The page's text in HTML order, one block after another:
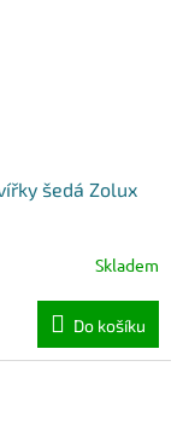
šedá Zolux
Skladem
Do košíku